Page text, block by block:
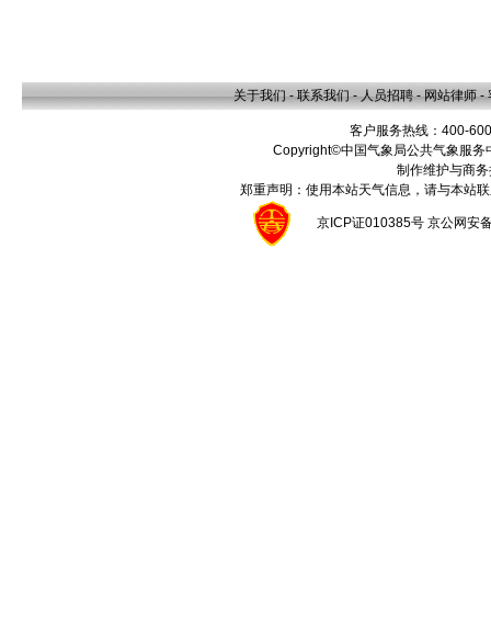
关于我们 - 联系我们 - 人员招聘 - 网站律师 -
客户服务热线：400-
Copyright©中国气象局公共气象服
制作维护与商
郑重声明：使用本站天气信息，请与本站
京ICP证010385号 京公网安